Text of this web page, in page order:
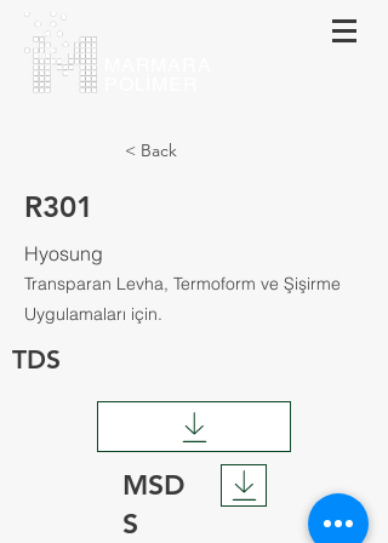
< Back
R301
Hyosung
Transparan Levha, Termoform ve Şişirme
Uygulamaları için.
TDS
MSD
S